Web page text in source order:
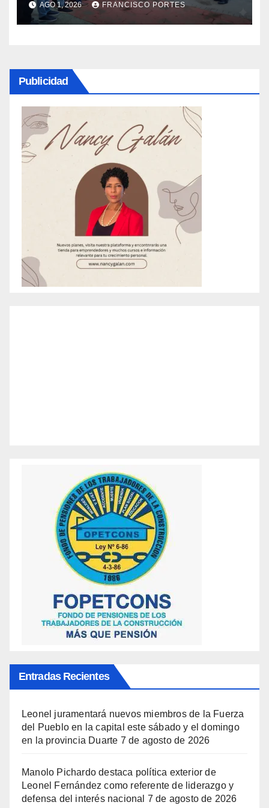
AGO 1, 2026 FRANCISCO PORTES
Publicidad
Entradas Recientes
Leonel juramentará nuevos miembros de la Fuerza
del Pueblo en la capital este sábado y el domingo
en la provincia Duarte 7 de agosto de 2026
Manolo Pichardo destaca política exterior de
Leonel Fernández como referente de liderazgo y
defensa del interés nacional 7 de agosto de 2026